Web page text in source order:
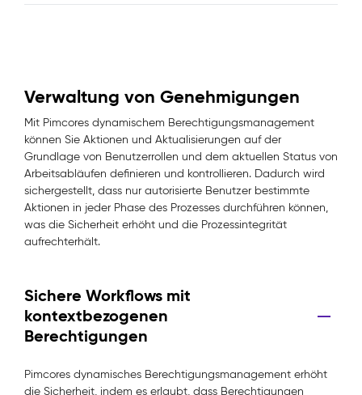
Verwaltung von Genehmigungen
Mit Pimcores dynamischem Berechtigungsmanagement
können Sie Aktionen und Aktualisierungen auf der
Grundlage von Benutzerrollen und dem aktuellen Status von
Arbeitsabläufen definieren und kontrollieren. Dadurch wird
sichergestellt, dass nur autorisierte Benutzer bestimmte
Aktionen in jeder Phase des Prozesses durchführen können,
was die Sicherheit erhöht und die Prozessintegrität
aufrechterhält.
Sichere Workflows mit
kontextbezogenen
Berechtigungen
Pimcores dynamisches Berechtigungsmanagement erhöht
die Sicherheit, indem es erlaubt, dass Berechtigungen